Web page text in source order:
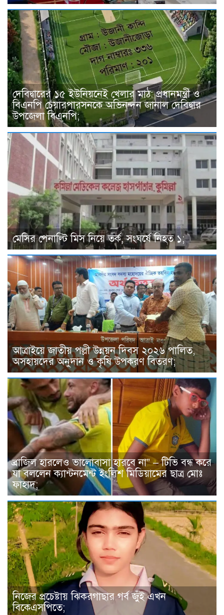
দেবিদ্বারের ১৫ ইউনিয়নেই খেলার মাঠ: প্রধানমন্ত্রী ও
বিএনপি চেয়ারপারসনকে অভিনন্দন জানাল দেবিদ্বার
উপজেলা বিএনপি;
মেসির পেনাল্টি মিস নিয়ে তর্ক, সংঘর্ষে নিহত ১;
আত্রাইয়ে জাতীয় পল্লী উন্নয়ন দিবস ২০২৬ পালিত,
অসহায়দের অনুদান ও কৃষি উপকরণ বিতরণ;
ব্রাজিল হারলেও ভালোবাসা হারবে না” – টিভি বন্ধ করে
যা বললেন ক্যান্টনমেন্ট ইংলিশ মিডিয়ামের ছাত্র মোঃ
ফাহাদ;
নিজের প্রচেষ্টায় ঝিকরগাছার গর্ব জুঁই এখন
বিকেএসপিতে;